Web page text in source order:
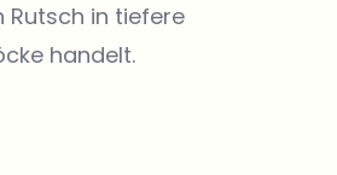
in tiefere
handelt.